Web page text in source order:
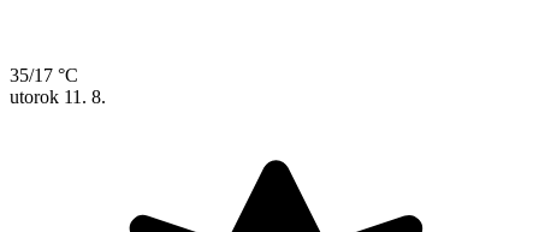
35/17 °C
utorok 11. 8.